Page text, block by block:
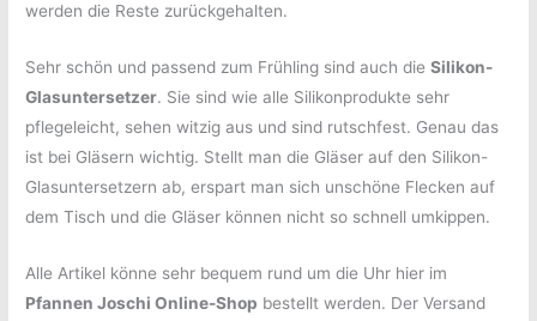
werden die Reste zurückgehalten.
Sehr schön und passend zum Frühling sind auch dieSilikon-
Glasuntersetzer. Sie sind wie alle Silikonprodukte sehr
pflegeleicht, sehen witzig aus und sind rutschfest. Genau das
ist bei Gläsern wichtig. Stellt man die Gläser auf den Silikon-
Glasuntersetzern ab, erspart man sich unschöne Flecken auf
dem Tisch und die Gläser können nicht so schnell umkippen.
Alle Artikel könne sehr bequem rund um die Uhr hier im
Pfannen Joschi Online-Shop bestellt werden. Der Versand